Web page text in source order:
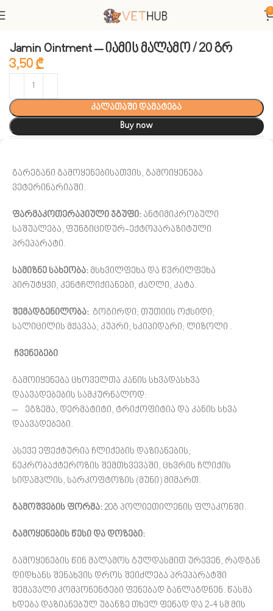
0
ვეტერინარული პრეპარატები
Jamin Ointment – იამის მალამო / 20 გრ
3,50 ₾
კალათაში დამატება
Buy now
გარეგანი გამოყენებისათვის, გამოიყენება
ვეტერინარიაში.
ფარმაკოთერაპიული ჯგუფი: ანტიმიკრობული
საშუალება, ფუნგიციდურ-ექტოპარაზიტული
პრეპარატი.
სამიზნე სახეობა: მსხვილფეხა და წვრილფეხა
პირუტყვი, კენტჩლიქიანები, ძაღლი, კატა.
შემადგენილობა: გოგირდი; თუთიის ოქსიდი;
სალიცილის მჟავაა; კუპრი; სკიპიდარი; ლიზოლი .
ჩვენებები
გამოიყენება ცხოველთა კანის სხვადასხვა
დაავადებების სამკურნალოდ:
– ეგზემა, დერმატიტი, ტრიქოფიტია და კანის სხვა
დაავადებები.
ასევე ეფექტურია ჩლიქების დაზიანების,
ნეკრობაქტეროზის შემთხვევაში, ცხვრის ჩლიქის
სიდამპლის, სარკოფტოზის (მუნი) მიმართ.
გამოშვების ფორმა:20გ პოლიეთილენის ფლაკონში.
გამოყენების წესი და დოზები:
გამოყენების წინ მალამოს გულდასმით ურევენ, რადგან
დიდხანს შენახვის დროს შეიძლება პრეპარატში
შემავალი კომპონენტები ფენებად განლაგდნენ. წასმა
ხდება დაზიანებულ უბანზე თხელ ფენად და 2-4 სმ მის